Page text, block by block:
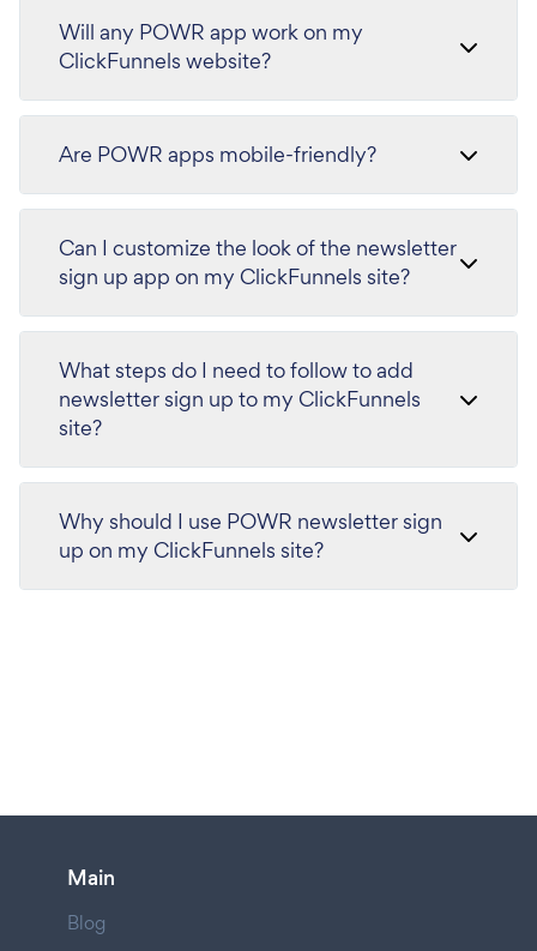
Will any POWR app work on my
ClickFunnels website?
Are POWR apps mobile-friendly?
Can I customize the look of the newsletter
sign up app on my ClickFunnels site?
What steps do I need to follow to add
newsletter sign up to my ClickFunnels
site?
Why should I use POWR newsletter sign
up on my ClickFunnels site?
Main
Blog